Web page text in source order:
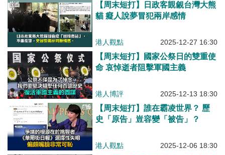
【周末短打】日政客覬覦台灣大熊
貓 癡人說夢冒犯兩岸感情
港人觀點 2025-12-27 16:30
【周末短打】國家公祭日的雙重使
命 哀悼逝者阻擊軍國主義
港人博評 2025-12-13 18:30
【周末短打】誰在霸凌世界？ 歷
史「原告」豈容變「被告」？
港人觀點 2025-12-06 18:30